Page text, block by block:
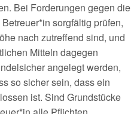
Bei Forderungen gegen die
sorgfältig prüfen,
nach zutreffend sind, und
Mitteln dagegen
angelegt werden,
so sicher sein, dass ein
ist. Sind Grundstücke